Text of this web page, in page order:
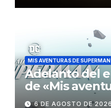
MIS AVENTURAS DE SUPERMAN
Adelanto del
de «Mis
Superman»
6 DE AGOSTO DE 2026